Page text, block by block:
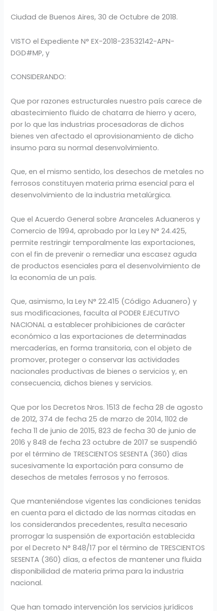
Ciudad de Buenos Aires, 30 de Octubre de 2018.
VISTO el Expediente N° EX-2018-23532142-APN-
DGD#MP, y
CONSIDERANDO:
Que por razones estructurales nuestro país carece de
abastecimiento fluido de chatarra de hierro y acero,
por lo que las industrias procesadoras de dichos
bienes ven afectado el aprovisionamiento de dicho
insumo para su normal desenvolvimiento.
Que, en el mismo sentido, los desechos de metales no
ferrosos constituyen materia prima esencial para el
desenvolvimiento de la industria metalúrgica.
Que el Acuerdo General sobre Aranceles Aduaneros y
Comercio de 1994, aprobado por la Ley N° 24.425,
permite restringir temporalmente las exportaciones,
con el fin de prevenir o remediar una escasez aguda
de productos esenciales para el desenvolvimiento de
la economía de un país.
Que, asimismo, la Ley N° 22.415 (Código Aduanero) y
sus modificaciones, faculta al PODER EJECUTIVO
NACIONAL a establecer prohibiciones de carácter
económico a las exportaciones de determinadas
mercaderías, en forma transitoria, con el objeto de
promover, proteger o conservar las actividades
nacionales productivas de bienes o servicios y, en
consecuencia, dichos bienes y servicios.
Que por los Decretos Nros. 1513 de fecha 28 de agosto
de 2012, 374 de fecha 25 de marzo de 2014, 1102 de
fecha 11 de junio de 2015, 823 de fecha 30 de junio de
2016 y 848 de fecha 23 octubre de 2017 se suspendió
por el término de TRESCIENTOS SESENTA (360) días
sucesivamente la exportación para consumo de
desechos de metales ferrosos y no ferrosos.
Que manteniéndose vigentes las condiciones tenidas
en cuenta para el dictado de las normas citadas en
los considerandos precedentes, resulta necesario
prorrogar la suspensión de exportación establecida
por el Decreto N° 848/17 por el término de TRESCIENTOS
SESENTA (360) días, a efectos de mantener una fluida
disponibilidad de materia prima para la industria
nacional.
Que han tomado intervención los servicios jurídicos